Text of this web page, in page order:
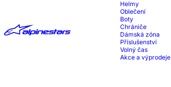
Helmy
Oblečení
Boty
Chrániče
Dámská zóna
Příslušenství
Volný čas
Akce a výprodeje